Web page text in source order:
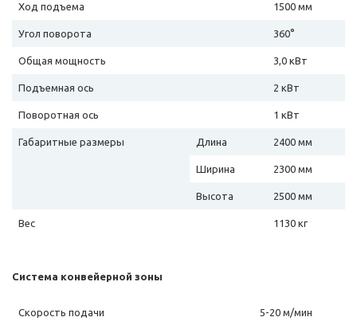
Ход подъема 1500 мм
Угол поворота 360°
Общая мощность 3,0 кВт
Подъемная ось 2 кВт
Поворотная ось 1 кВт
Габаритные размеры Длина 2400 мм
Ширина 2300 мм
Высота 2500 мм
Вес 1130 кг
Система конвейерной зоны
Скорость подачи 5-20 м/мин